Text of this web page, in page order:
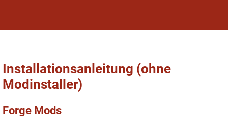
Installationsanleitung (ohne
Modinstaller)
Forge Mods